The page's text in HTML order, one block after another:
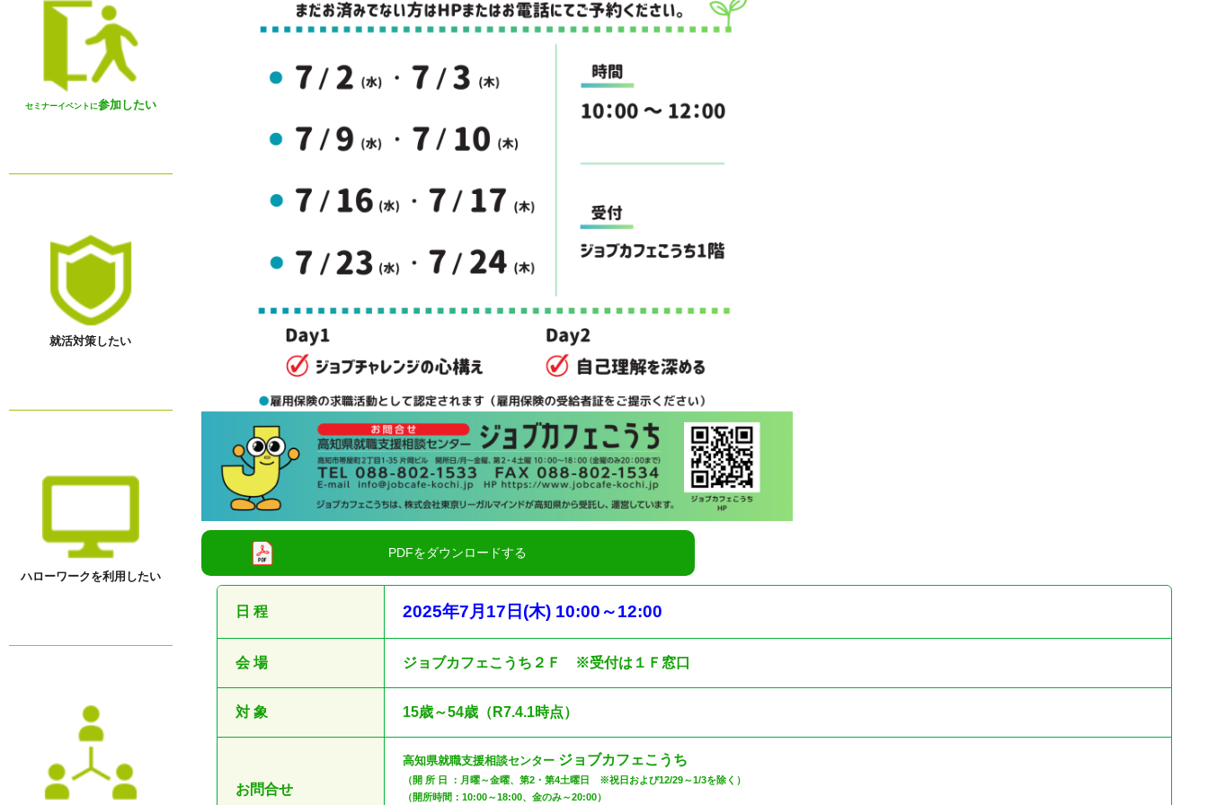
セミナーイベントに参加したい
就活対策したい
ハローワークを利用したい
日 程 2025年7月17 日 (木) 10:00 ～12:00
会 場 ジョブカフェこうち２Ｆ ※受付は１Ｆ窓口
対 象 15歳～54歳（R7.4.1時点）
お問合せ
高知県就職支援相談センター ジョブカフェこうち
（開 所 日 ：月曜～金曜、第2・第4土曜日 ※祝日および12/29～1/3を除く）
（開所時間：10:00～18:00、金のみ～20:00）